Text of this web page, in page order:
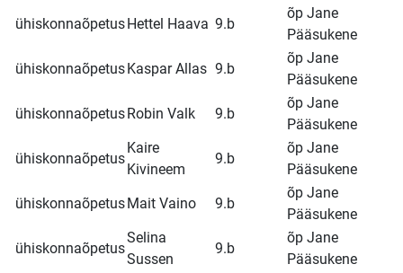
ühiskonnaõpetus Hettel Haava 9.b
õp Jane
Pääsukene
ühiskonnaõpetus Kaspar Allas 9.b
õp Jane
Pääsukene
ühiskonnaõpetus Robin Valk 9.b
õp Jane
Pääsukene
ühiskonnaõpetus
Kaire
Kivineem
9.b
õp Jane
Pääsukene
ühiskonnaõpetus Mait Vaino 9.b
õp Jane
Pääsukene
ühiskonnaõpetus
Selina
Sussen
9.b
õp Jane
Pääsukene